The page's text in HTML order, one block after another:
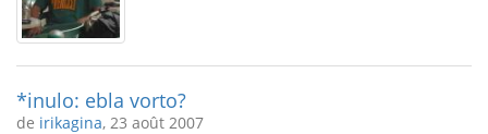
*inulo: ebla vorto?
de irikagina, 23 août 2007